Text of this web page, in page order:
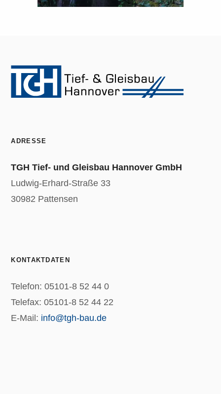
ADRESSE
TGH Tief- und Gleisbau Hannover GmbH
Ludwig-Erhard-Straße 33
30982 Pattensen
KONTAKTDATEN
Telefon: 05101-8 52 44 0
Telefax: 05101-8 52 44 22
E-Mail: info@tgh-bau.de